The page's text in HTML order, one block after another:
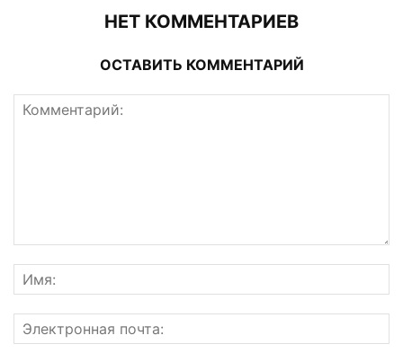
НЕТ КОММЕНТАРИЕВ
ОСТАВИТЬ КОММЕНТАРИЙ